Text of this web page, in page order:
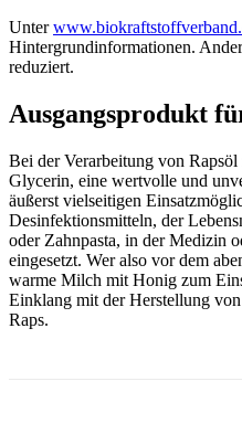
Unter
Hintergrundinformationen.
reduziert.
Ausgangsprodukt
Bei der Verarbeitung von
Glycerin, eine wertvolle und
äußerst vielseitigen
Desinfektionsmitteln, der
oder Zahnpasta, in der Medizin
eingesetzt. Wer also vor dem
warme Milch mit Honig zum
Einklang mit der Herstellung
Raps.